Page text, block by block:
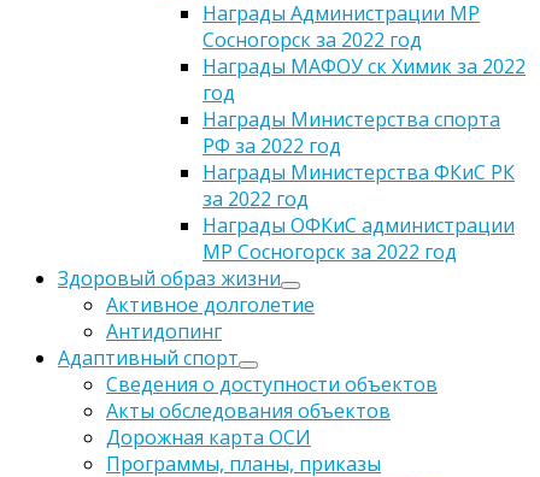
Награды Администрации МР
Сосногорск за 2022 год
Награды МАФОУ ск Химик за 2022
год
Награды Министерства спорта
РФ за 2022 год
Награды Министерства ФКиС РК
за 2022 год
Награды ОФКиС администрации
МР Сосногорск за 2022 год
Здоровый образ жизни
Активное долголетие
Антидопинг
Адаптивный спорт
Сведения о доступности объектов
Акты обследования объектов
Дорожная карта ОСИ
Программы, планы, приказы